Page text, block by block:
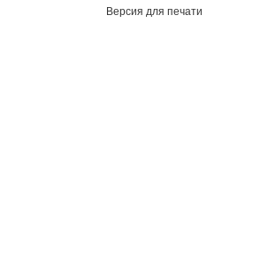
Версия для печати